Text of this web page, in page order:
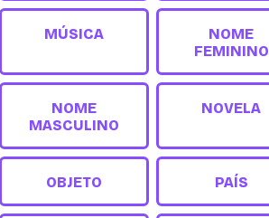
MÚSICA
NOME
FEMININO
NOME
MASCULINO
NOVELA
OBJETO PAÍS